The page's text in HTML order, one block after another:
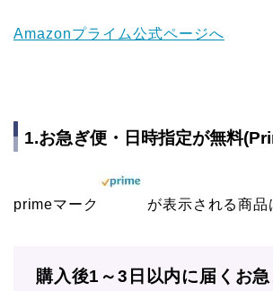
Amazonプライム公式ページへ
1.お急ぎ便・日時指定が無料
primeマーク が表示される商品
購入後1～3日以内に届くお